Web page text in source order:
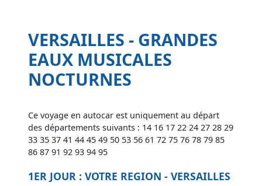
VERSAILLES - GRANDES
EAUX MUSICALES
NOCTURNES
Ce voyage en autocar est uniquement au départ
des départements suivants : 14 16 17 22 24 27 28 29
33 35 37 41 44 45 49 50 53 56 61 72 75 76 78 79 85
86 87 91 92 93 94 95
1ER JOUR : VOTRE REGION - VERSAILLES